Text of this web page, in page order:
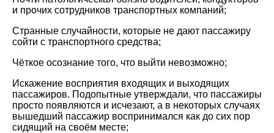
и прочих сотрудников транспортных компаний;
Странные случайности, которые не дают пассажиру
сойти с транспортного средства;
Чёткое осознание того, что выйти невозможно;
Искажение восприятия входящих и выходящих
пассажиров. Подопытные утверждали, что пассажиры
просто появляются и исчезают, а в некоторых случаях
вышедший пассажир воспринимался как до сих пор
сидящий на своём месте;